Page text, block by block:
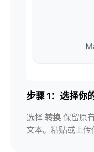
步骤 1：选择你
选择 转换 保留原
文本。粘贴或上传